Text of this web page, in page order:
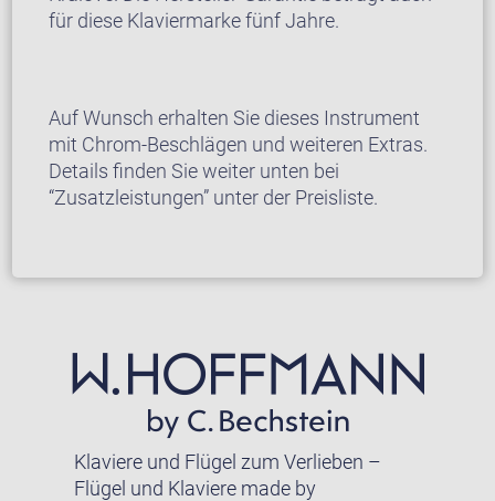
für diese Klaviermarke fünf Jahre.
Auf Wunsch erhalten Sie dieses Instrument
mit Chrom-Beschlägen und weiteren Extras.
Details finden Sie weiter unten bei
“Zusatzleistungen” unter der Preisliste.
Klaviere und Flügel zum Verlieben –
Flügel und Klaviere made by